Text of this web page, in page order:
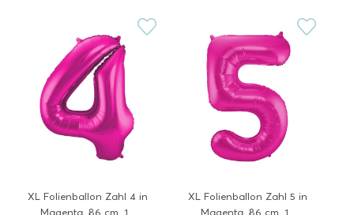
XL Folienballon Zahl 4 in
Magenta, 86 cm, 1...
XL Folienballon Zahl 5 in
Magenta, 86 cm, 1...